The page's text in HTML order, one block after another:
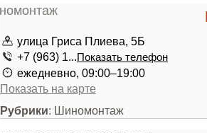
улица Гриса Плиева, 5Б
+7 (963) 1...Показать телефон
ежедневно, 09:00–19:00
Показать на карте
Рубрики: Шиномонтаж